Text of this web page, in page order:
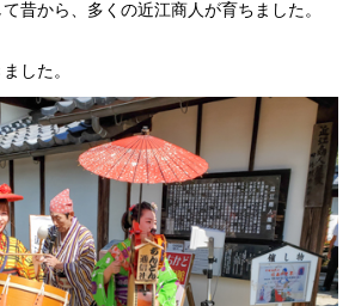
昔から、多くの近江商人が育ちました。
した。